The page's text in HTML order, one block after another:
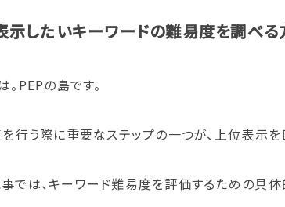
示したいキーワードの難易度を調べる
。PEPの島です。
行う際に重要なステップの一つが、上位表示
では、キーワード難易度を評価するための具体